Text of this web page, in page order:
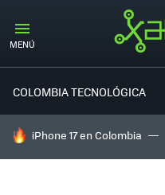
MENÚ
COLOMBIA TECNOLÓGICA
HOY SE HABLA DE
iPhone 17 en Colombia